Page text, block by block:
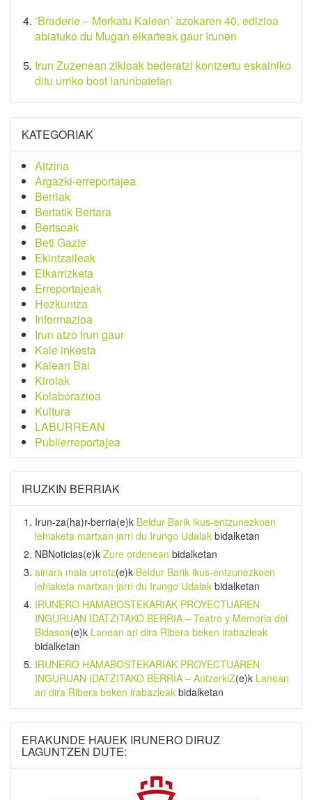
‘Braderie – Merkatu Kalean’ azokaren 40. edizioa
abiatuko du Mugan elkarteak gaur Irunen
Irun Zuzenean zikloak bederatzi kontzertu eskainiko
ditu urriko bost larunbatetan
KATEGORIAK
Aitzina
Argazki-erreportajea
Berriak
Bertatik Bertara
Bertsoak
Beti Gazte
Ekintzaileak
Elkarrizketa
Erreportajeak
Hezkuntza
Informazioa
Irun atzo Irun gaur
Kale inkesta
Kalean Bai
Kirolak
Kolaborazioa
Kultura
LABURREAN
Publierreportajea
IRUZKIN BERRIAK
Irun-za(ha)r-berria(e)k Beldur Barik ikus-entzunezkoen
lehiaketa martxan jarri du Irungo Udalak bidalketan
NBNoticias(e)k Zure ordenean bidalketan
ainara maia urrotz(e)k Beldur Barik ikus-entzunezkoen
lehiaketa martxan jarri du Irungo Udalak bidalketan
IRUNERO HAMABOSTEKARIAK PROYECTUAREN
INGURUAN IDATZITAKO BERRIA – Teatro y Memoria del
Bidasoa(e)k Lanean ari dira Ribera beken irabazleak
bidalketan
IRUNERO HAMABOSTEKARIAK PROYECTUAREN
INGURUAN IDATZITAKO BERRIA – AntzerkiZ(e)k Lanean
ari dira Ribera beken irabazleak bidalketan
ERAKUNDE HAUEK IRUNERO DIRUZ
LAGUNTZEN DUTE: